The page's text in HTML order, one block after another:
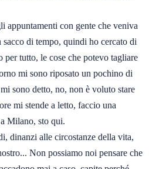
appuntamenti con gente che veniva
di tempo, quindi ho cercato di
tutto, le cose che potevo tagliare
mi sono riposato un pochino di
sono detto, no, non è voluto stare
mi stende a letto, faccio una
Milano, sto qui.
dinanzi alle circostanze della vita,
Non possiamo noi pensare che